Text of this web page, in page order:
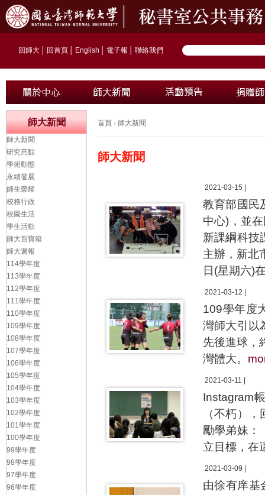
回師大 回首頁 English 電子報 聯絡我們
首頁 › 師大新聞
師大新聞
2021-03-15 |
教育部國民
中心)，並
新課綱科技
主辦，新北
日(星期六)
2021-03-12 |
109學年度
灣師大引以
先後進球，
灣體大。
2021-03-11 |
Instagram
（不朽）
勵學弟妹：
立目標，在
2021-03-09 |
由徐有庠基
師大新聞
師大新聞
研究亮點
學術動態
永續發展
師生榮耀
校務行政
校園生活
學生活動
師大百寶箱
師大週報
114學年度
113學年度
112學年度
111學年度
110學年度
109學年度
108學年度
107學年度
106學年度
105學年度
104學年度
103學年度
102學年度
101學年度
100學年度
99學年度
98學年度
97學年度
96學年度